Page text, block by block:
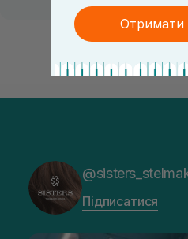
Підписатися
Отримати